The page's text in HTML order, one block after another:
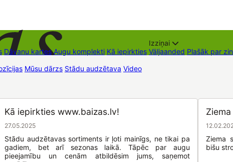
Dāvanu kartes Augu komplekti Kā iepirkties
Izziņai
Väljaanded Plašāk par
Mūsu dārzs Stādu audzētava Video
Kā iepirkties www.baizas.lv!
27.05.2025
Stādu audzētavas sortiments ir ļoti mainīgs, ne tikai pa
gadiem, bet arī sezonas laikā. Tāpēc par augu
pieejamību un cenām atbildēsim jums, saņemot
Ziema
bišu